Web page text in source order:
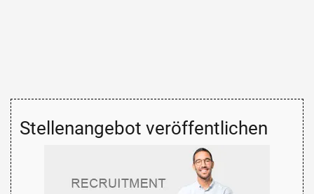
Stellenangebot veröffentlichen